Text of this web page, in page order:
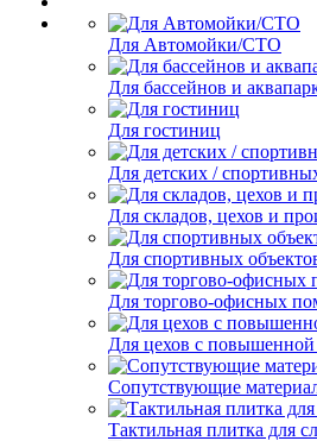
Для Автомойки/СТО
Для бассейнов и
Для гостиниц
Для детских /
Для складов, цехов и
Для спортивных
Для торгово-офисных
Для цехов с
Сопутствующие
Тактильная плитка для